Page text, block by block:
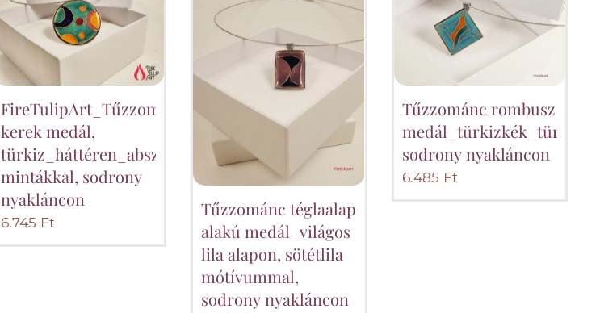
FireTulipArt_Tűzzománc
kerek medál,
türkiz_háttéren_absztrakt
mintákkal, sodrony
nyakláncon
6.745 Ft
Tűzzománc téglaalap
alakú medál_világos
lila alapon, sötétlila
mótívummal,
sodrony nyakláncon
Tűzzománc rombusz
sodrony nyakláncon
6.485 Ft